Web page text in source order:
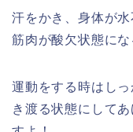
汗をかき、身体が
筋肉が酸欠状態に
運動をする時はし
き渡る状態にして